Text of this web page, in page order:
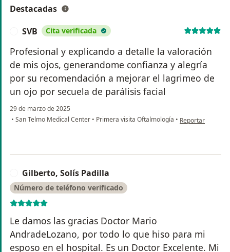
Destacadas
SVB Cita verificada
Profesional y explicando a detalle la valoración
de mis ojos, generandome confianza y alegría
por su recomendación a mejorar el lagrimeo de
un ojo por secuela de parálisis facial
29 de marzo de 2025
• San Telmo Medical Center • Primera visita Oftalmología • en opinión del
Reportar
Gilberto, Solís Padilla
Número de teléfono verificado
Le damos las gracias Doctor Mario
AndradeLozano, por todo lo que hiso para mi
esposo en el hospital. Es un Doctor Excelente. Mi